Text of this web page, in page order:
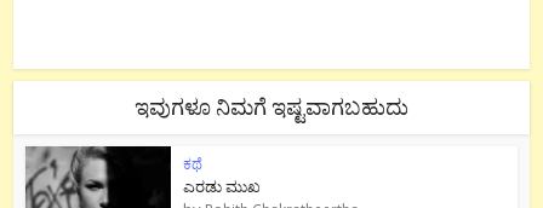
ಇವುಗಳೂ ನಿಮಗೆ ಇಷ್ಟವಾಗಬಹುದು
ಕಥೆ
ಎರಡು ಮುಖ